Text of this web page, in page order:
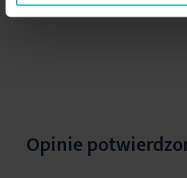
Opinie